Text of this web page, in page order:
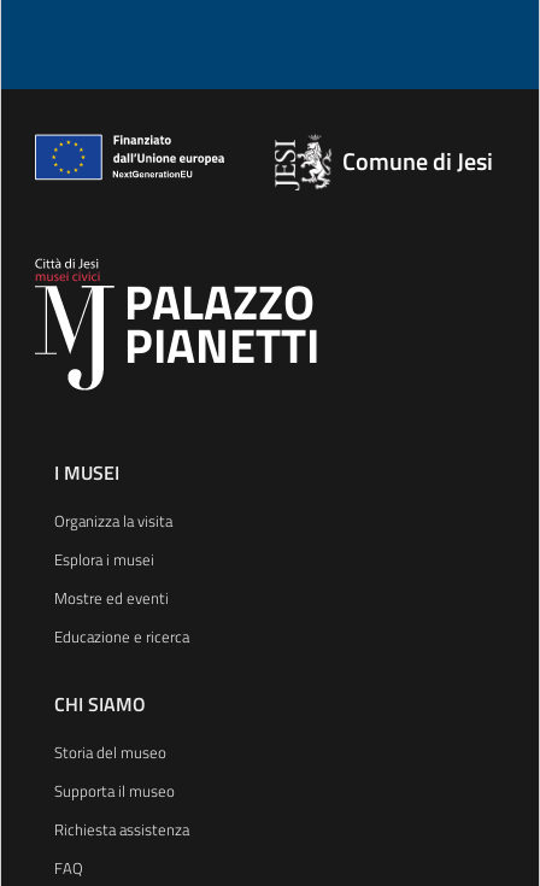
Comune di Jesi
PALAZZO
PIANETTI
I MUSEI
Organizza la visita
Esplora i musei
Mostre ed eventi
Educazione e ricerca
CHI SIAMO
Storia del museo
Supporta il museo
Richiesta assistenza
FAQ